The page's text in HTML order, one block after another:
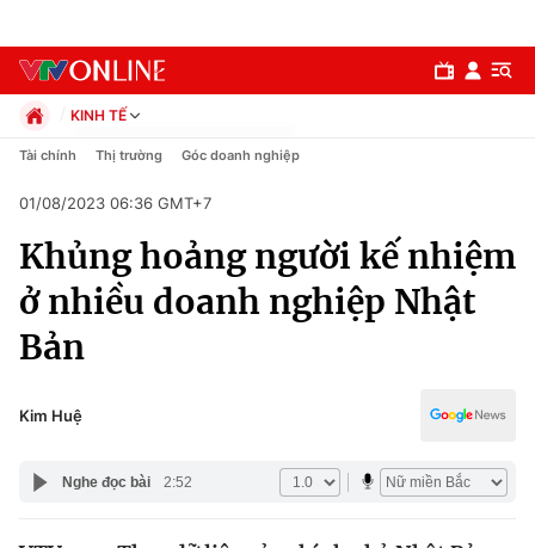
Chuyên mục
Chính trị
Xã hội
Pháp luật
Y tế
KINH TẾ
Chính trị
Pháp luật
Kinh tế
Thể thao
Truyền hình
Văn hóa - Giải trí
Tài chính Thị trường Góc doanh nghiệp
01/08/2023 06:36 GMT+7
Khủng hoảng người kế nhiệm
ở nhiều doanh nghiệp Nhật
Bản
Kim Huệ
Nghe đọc bài 2:52